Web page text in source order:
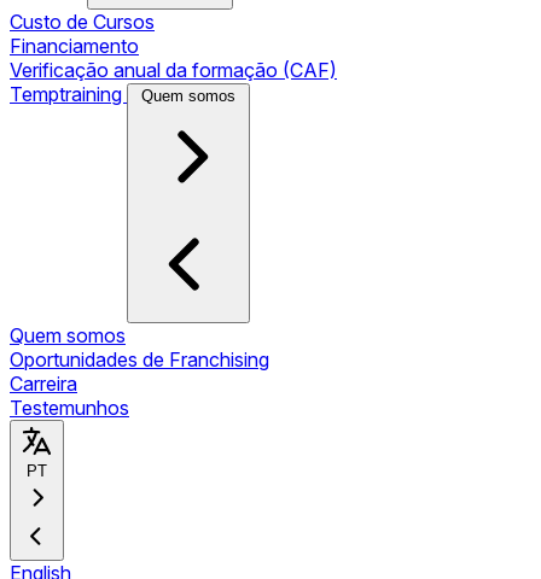
Custo de Cursos
Financiamento
Verificação anual da formação (CAF)
Temptraining
Quem somos
Quem somos
Oportunidades de Franchising
Carreira
Testemunhos
PT
English